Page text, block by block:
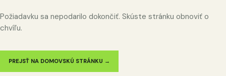
Požiadavku sa nepodarilo dokončiť. Skúste stránku obnoviť o
chvíľu.
PREJSŤ NA DOMOVSKÚ STRÁNKU →